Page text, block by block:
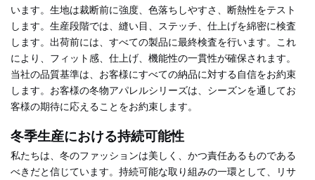
います。生地は裁断前に強度、色落ちしやすさ、断熱性をテスト
します。生産段階では、縫い目、ステッチ、仕上げを綿密に検査
します。出荷前には、すべての製品に最終検査を行います。これ
により、フィット感、仕上げ、機能性の一貫性が確保されます。
当社の品質基準は、お客様にすべての納品に対する自信をお約束
します。お客様の冬物アパレルシリーズは、シーズンを通してお
客様の期待に応えることをお約束します。
冬季生産における持続可能性
私たちは、冬のファッションは美しく、かつ責任あるものである
べきだと信じています。持続可能な取り組みの一環として、リサ